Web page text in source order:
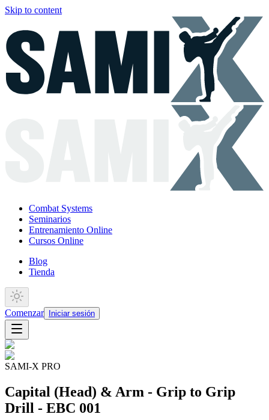
Skip to content
Combat Systems
Seminarios
Entrenamiento Online
Cursos Online
Blog
Tienda
Comenzar Iniciar sesión
SAMI-X PRO
Capital (Head) & Arm - Grip to Grip
Drill - EBC 001